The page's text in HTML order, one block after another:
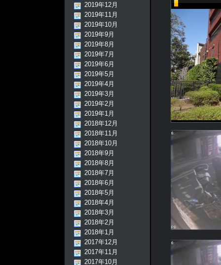
2019年12月
2019年11月
2019年10月
2019年9月
2019年8月
2019年7月
2019年6月
2019年5月
2019年4月
2019年3月
2019年2月
2019年1月
2018年12月
2018年11月
2018年10月
2018年9月
2018年8月
2018年7月
2018年6月
2018年5月
2018年4月
2018年3月
2018年2月
2018年1月
2017年12月
2017年11月
2017年10月